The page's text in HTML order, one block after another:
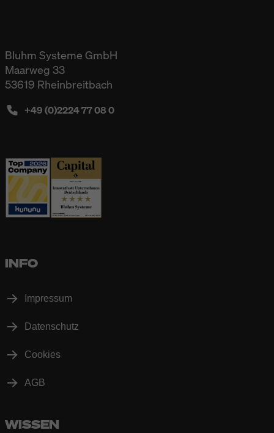
Bluhm Systeme GmbH
Maarweg 33
53619 Rheinbreitbach
+49 (0)2224 77 08 0
INFO
Impressum
Datenschutz
Cookies
AGB
WISSEN